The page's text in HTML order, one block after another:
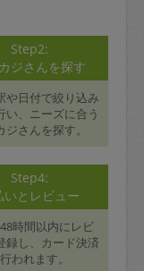
Step2:
ジさんを探す
や日付で絞り込み
い、ニーズに合う
ジさんを探す。
Step4:
いとレビュー
時間以内にレビ
録し、カード決済
われます。